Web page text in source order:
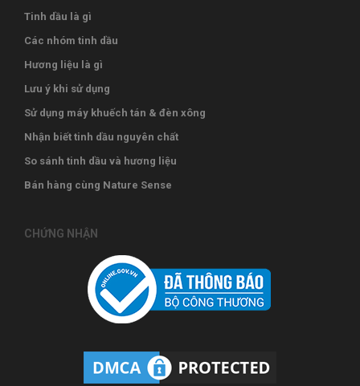
Tinh dầu là gì
Các nhóm tinh dầu
Hương liệu là gì
Lưu ý khi sử dụng
Sử dụng máy khuếch tán & đèn xông
Nhận biết tinh dầu nguyên chất
So sánh tinh dầu và hương liệu
Bán hàng cùng Nature Sense
CHỨNG NHẬN